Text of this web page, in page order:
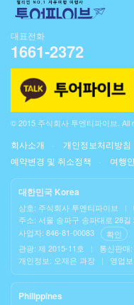
대표전화
1661-2372
© 2015 주식회사 투엔티파이브. All
회사소개 개인정보처리방침
예약변경 및 취소정책
여행
대한민국 Korea
상호: 주식회사 투엔티파이브 |
주소: 서울 송파구 송파대로 28길
사업자: 846-81-00083
확인
관광: 제 2015-11호
|
통신판매
개인정보: 오재은 과장
| 영업
Philippines